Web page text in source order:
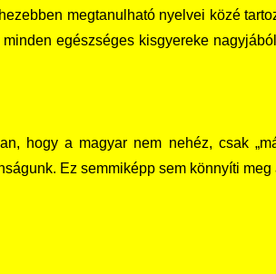
megtanulható nyelvei közé
egészséges kisgyereke
hogy a magyar nem nehéz, csak
Ez semmiképp sem könnyíti meg